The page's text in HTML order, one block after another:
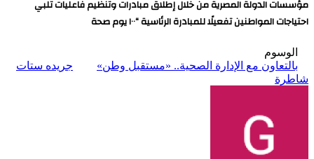
مؤسسات الدولة المصرية من خلال إطلاق مبادرات وتنظيم فاعليات تلبي
احتياجات المواطنين تفعيلًا للمبادرة الرئاسية “١٠٠ يوم صحة
الوسوم
بالتعاون مع الإدارة الصحية.. «مستقبل وطن»
جريده ستات
شاطرة